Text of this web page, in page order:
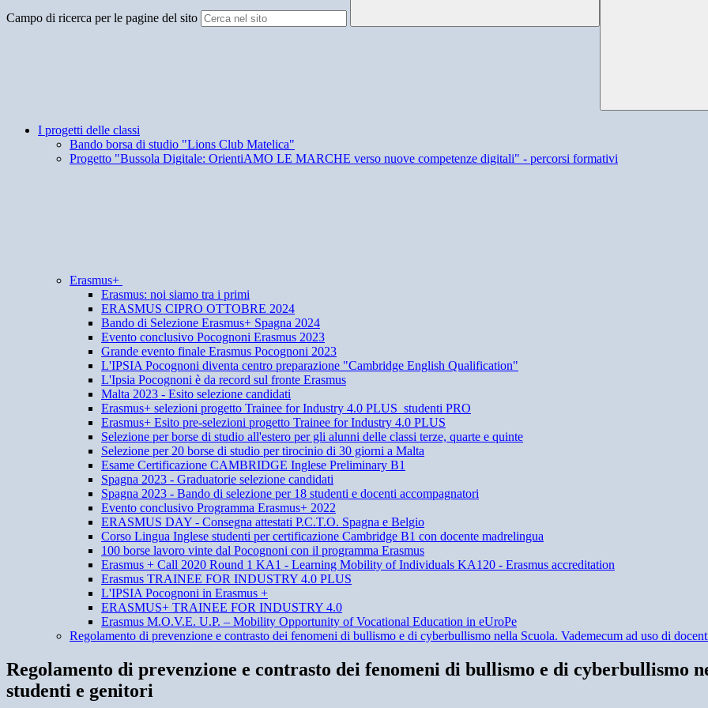
Campo di ricerca per le pagine del sito
I progetti delle classi
Bando borsa di studio "Lions Club Matelica"
Progetto "Bussola Digitale: OrientiAMO LE MARCHE verso nuove competenze digitali" - percorsi formativi
Erasmus+
Erasmus: noi siamo tra i primi
ERASMUS CIPRO OTTOBRE 2024
Bando di Selezione Erasmus+ Spagna 2024
Evento conclusivo Pocognoni Erasmus 2023
Grande evento finale Erasmus Pocognoni 2023
L'IPSIA Pocognoni diventa centro preparazione "Cambridge English Qualification"
L'Ipsia Pocognoni è da record sul fronte Erasmus
Malta 2023 - Esito selezione candidati
Erasmus+ selezioni progetto Trainee for Industry 4.0 PLUS_studenti PRO
Erasmus+ Esito pre-selezioni progetto Trainee for Industry 4.0 PLUS
Selezione per borse di studio all'estero per gli alunni delle classi terze, quarte e quinte
Selezione per 20 borse di studio per tirocinio di 30 giorni a Malta
Esame Certificazione CAMBRIDGE Inglese Preliminary B1
Spagna 2023 - Graduatorie selezione candidati
Spagna 2023 - Bando di selezione per 18 studenti e docenti accompagnatori
Evento conclusivo Programma Erasmus+ 2022
ERASMUS DAY - Consegna attestati P.C.T.O. Spagna e Belgio
Corso Lingua Inglese studenti per certificazione Cambridge B1 con docente madrelingua
100 borse lavoro vinte dal Pocognoni con il programma Erasmus
Erasmus + Call 2020 Round 1 KA1 - Learning Mobility of Individuals KA120 - Erasmus accreditation
Erasmus TRAINEE FOR INDUSTRY 4.0 PLUS
L'IPSIA Pocognoni in Erasmus +
ERASMUS+ TRAINEE FOR INDUSTRY 4.0
Erasmus M.O.V.E. U.P. – Mobility Opportunity of Vocational Education in eUroPe
Regolamento di prevenzione e contrasto dei fenomeni di bullismo e di cyberbullismo nella Scuola. Vademecum ad uso di
Regolamento di prevenzione e contrasto dei fenomeni di bullismo e di cyberbullismo
studenti e genitori